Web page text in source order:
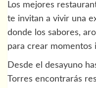
Los mejores
te invitan a vivir una
donde los sabores,
para crear momentos
Desde el desayuno
Torres encontrarás